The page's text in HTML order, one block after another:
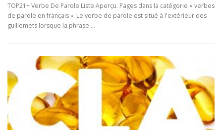
TOP21+ Verbe De Parole Liste Aperçu. Pages dans la catégorie « verbes
de parole en français ». Le verbe de parole est situé à l'extérieur des
guillemets lorsque la phrase …